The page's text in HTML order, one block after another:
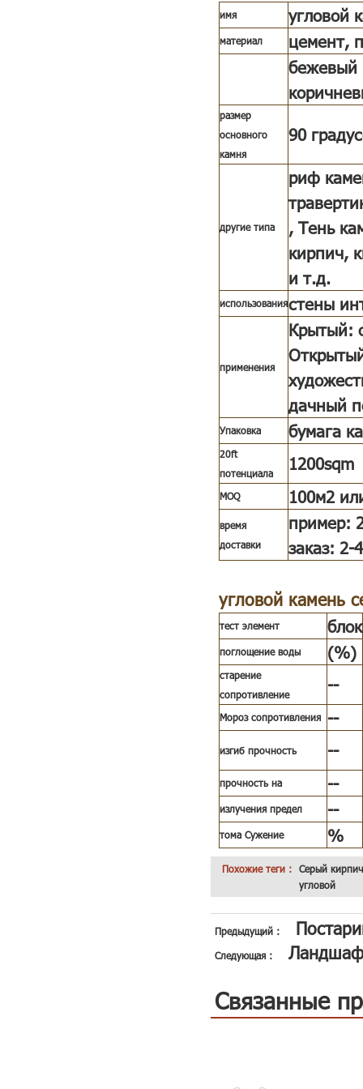
имя угловой
материал
цемент,
бежевый
размер
основного
камня
90
другие типа
риф
, Тень
кирпич,
и т.д.
использованиястены
применения
Крытый:
дачный
Упаковка бумага
20ft
потенциала
1200sqm
MOQ 100м2
время
доставки
пример:
заказ: 2-
угловой камень
тест элемент блок
поглощение воды (%)
старение
сопротивление
--
Мороз сопротивления --
изгиб прочность --
прочность на
--
излучения предел --
тома Сужение %
Похожие теги :
Серый
угловой
Предыдущий :
Следующая :
Связанные